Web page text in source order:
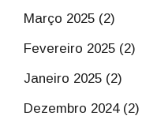
Março 2025 (2)
Fevereiro 2025 (2)
Janeiro 2025 (2)
Dezembro 2024 (2)